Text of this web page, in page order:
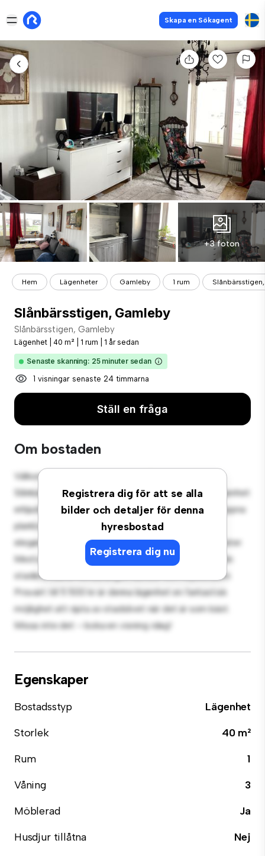
Skapa en Sökagent
+3 foton
Hem Lägenheter Gamleby 1 rum
Slånbärsstigen, Gamleby
Slånbärsstigen, Gamleby
Lägenhet 40 m² 1 rum 1 år sedan
Senaste skanning: 25 minuter sedan
1 visningar senaste 24 timmarna
Ställ en fråga
Om bostaden
Registrera dig för att se alla
bilder och detaljer för denna
hyresbostad
Registrera dig nu
Välkommen till ditt nya urbana tillflyktsort på
Slånbärsstigen, Gamleby! Denna moderna 1-rumslägenhet
erbjuder ett elegant och mysigt vardagsrum. Den öppna
planlösningen är perfekt för underhållning, och det
eleganta köket är utrustat med förstklassiga apparater.
Med sitt utmärkta läge ligger du bara några steg från
stadens bästa restauranger, butiker och nöjesställen.
Prisvärt till 5 500 kr är denna lägenhet en fantastisk
möjlighet att njuta av stadslivet när det är som bäst.
Missa inte det – boka en visning idag!
Egenskaper
Bostadsstyp
Lägenhet
Storlek
40 m²
Rum
1
Våning
3
Möblerad
Ja
Husdjur tillåtna
Nej